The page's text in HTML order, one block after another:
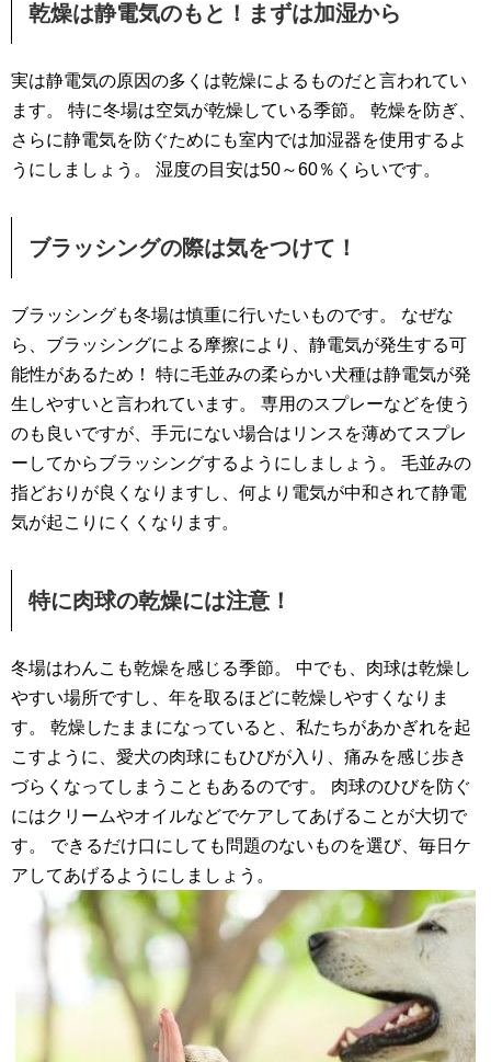
乾燥は静電気のもと！まずは加湿から
実は静電気の原因の多くは乾燥によるものだと言われてい
ます。 特に冬場は空気が乾燥している季節。 乾燥を防ぎ、
さらに静電気を防ぐためにも室内では加湿器を使用するよ
うにしましょう。 湿度の目安は50～60％くらいです。
ブラッシングの際は気をつけて！
ブラッシングも冬場は慎重に行いたいものです。 なぜな
ら、ブラッシングによる摩擦により、静電気が発生する可
能性があるため！ 特に毛並みの柔らかい犬種は静電気が発
生しやすいと言われています。 専用のスプレーなどを使う
のも良いですが、手元にない場合はリンスを薄めてスプレ
ーしてからブラッシングするようにしましょう。 毛並みの
指どおりが良くなりますし、何より電気が中和されて静電
気が起こりにくくなります。
特に肉球の乾燥には注意！
冬場はわんこも乾燥を感じる季節。 中でも、肉球は乾燥し
やすい場所ですし、年を取るほどに乾燥しやすくなりま
す。 乾燥したままになっていると、私たちがあかぎれを起
こすように、愛犬の肉球にもひびが入り、痛みを感じ歩き
づらくなってしまうこともあるのです。 肉球のひびを防ぐ
にはクリームやオイルなどでケアしてあげることが大切で
す。 できるだけ口にしても問題のないものを選び、毎日ケ
アしてあげるようにしましょう。